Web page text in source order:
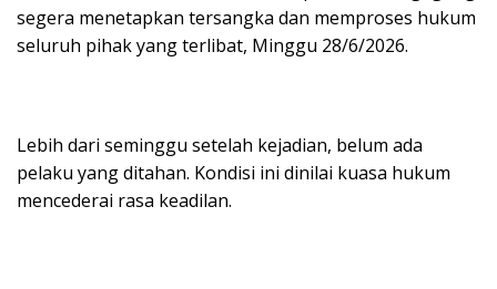
segera menetapkan tersangka dan memproses hukum
seluruh pihak yang terlibat, Minggu 28/6/2026.
Lebih dari seminggu setelah kejadian, belum ada
pelaku yang ditahan. Kondisi ini dinilai kuasa hukum
mencederai rasa keadilan.